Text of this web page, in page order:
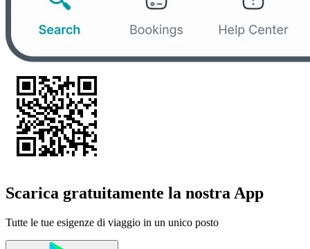
Scarica gratuitamente la nostra App
Tutte le tue esigenze di viaggio in un unico posto